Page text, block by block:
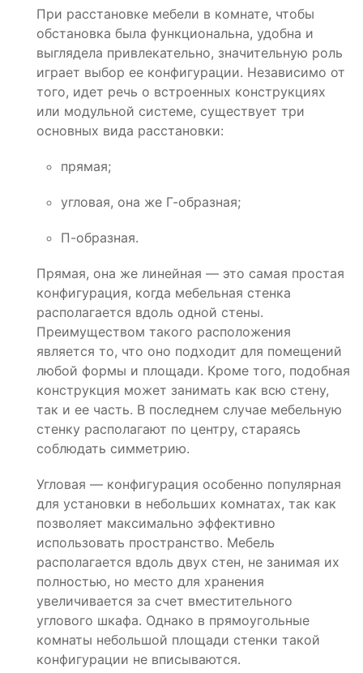
При расстановке мебели в комнате, чтобы
обстановка была функциональна, удобна и
выглядела привлекательно, значительную роль
играет выбор ее конфигурации. Независимо от
того, идет речь о встроенных конструкциях
или модульной системе, существует три
основных вида расстановки:
прямая;
угловая, она же Г-образная;
П-образная.
Прямая, она же линейная — это самая простая
конфигурация, когда мебельная стенка
располагается вдоль одной стены.
Преимуществом такого расположения
является то, что оно подходит для помещений
любой формы и площади. Кроме того, подобная
конструкция может занимать как всю стену,
так и ее часть. В последнем случае мебельную
стенку располагают по центру, стараясь
соблюдать симметрию.
Угловая — конфигурация особенно популярная
для установки в небольших комнатах, так как
позволяет максимально эффективно
использовать пространство. Мебель
располагается вдоль двух стен, не занимая их
полностью, но место для хранения
увеличивается за счет вместительного
углового шкафа. Однако в прямоугольные
комнаты небольшой площади стенки такой
конфигурации не вписываются.